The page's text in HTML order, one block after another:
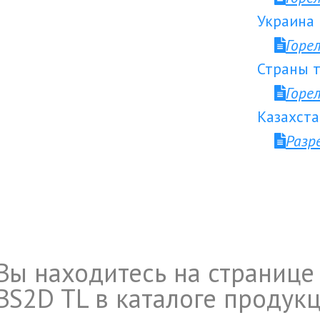
Украина
Страны
находитесь на
TL в каталоге